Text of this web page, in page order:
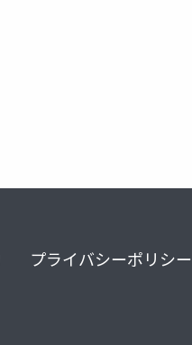
プライバシーポリシー